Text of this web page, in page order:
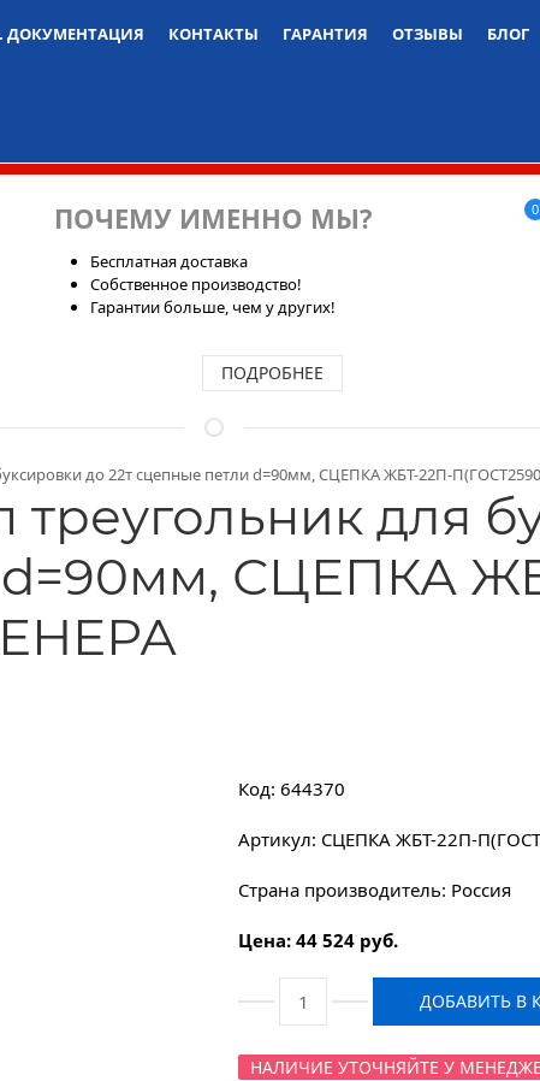
ДОКУМЕНТАЦИЯ КОНТАКТЫ ГАРАНТИЯ ОТЗЫВЫ БЛОГ
ПОЧЕМУ ИМЕННО МЫ?
Бесплатная доставка
Собственное производство!
Гарантии больше, чем у других!
ПОДРОБНЕЕ
0
до 22т сцепные петли d=90мм, СЦЕПКА ЖБТ-22П-
треугольник для
d=90мм, СЦЕПКА
Код: 644370
Артикул: СЦЕПКА ЖБТ-22П-
Страна производитель: Россия
Цена: 44 524 руб.
ДОБАВИТЬ В
НАЛИЧИЕ УТОЧНЯЙТЕ У